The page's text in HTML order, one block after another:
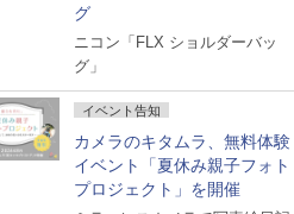
グ
ニコン「FLX ショルダーバッ
グ」
イベント告知
カメラのキタムラ、無料体験
イベント「夏休み親子フォト
プロジェクト」を開催